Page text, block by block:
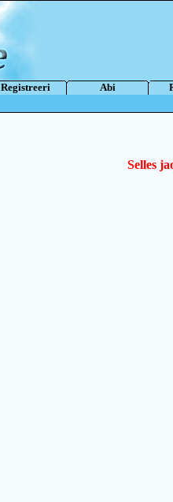
Registreeri Abi
Selles